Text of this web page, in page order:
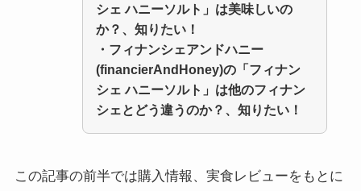
シェ ハニーソルト」 は美味しいの
か？、知りたい！
・ フィナンシェアンドハニー
(financierAndHoney)の「フィナン
シェ ハニーソルト」 は他のフィナン
シェとどう違うのか？、知りたい！
この記事の前半では購入情報、実食レビューをもとに